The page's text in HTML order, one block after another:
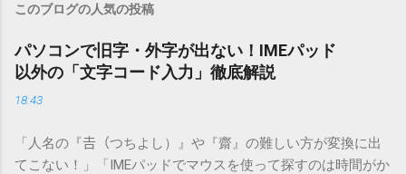
このブログの人気の投稿
パソコンで旧字・外字が出ない！IMEパッド
以外の「文字コード入力」徹底解説
18:43
「人名の『𠮷（つちよし）』や『齋』の難しい方が変換に出
てこない！」「IMEパッドでマウスを使って探すのは時間がか